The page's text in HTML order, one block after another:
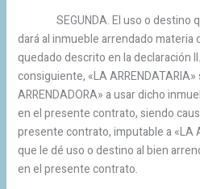
SEGUNDA. El uso o destino
dará al inmueble arrendado
quedado descrito en la declaración
consiguiente, «LA
ARRENDADORA» a usar dicho
en el presente contrato, siendo
presente contrato, imputable a «LA
que le dé uso o destino al bien
en el presente contrato.